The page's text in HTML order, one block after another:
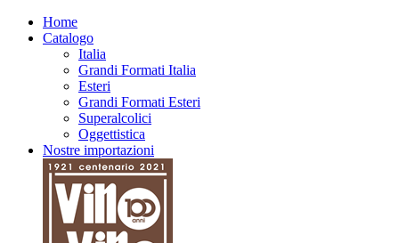
Home
Catalogo
Italia
Grandi Formati Italia
Esteri
Grandi Formati Esteri
Superalcolici
Oggettistica
Nostre importazioni